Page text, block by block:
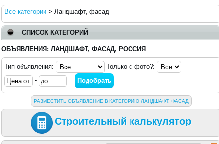
Все категории > Ландшафт, фасад
СПИСОК КАТЕГОРИЙ
ОБЪЯВЛЕНИЯ: ЛАНДШАФТ, ФАСАД, РОССИЯ
Тип объявления:
Только с фото?:
-
РАЗМЕСТИТЬ ОБЪЯВЛЕНИЕ В КАТЕГОРИЮ ЛАНДШАФТ, ФАСАД
Строительный калькулятор